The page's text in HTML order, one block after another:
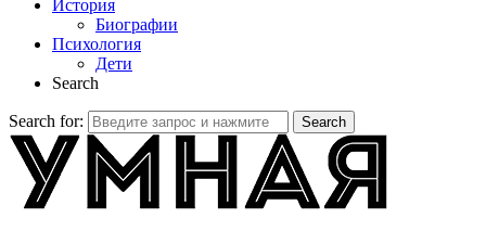
История
Биографии
Психология
Дети
Search
Search for: Search